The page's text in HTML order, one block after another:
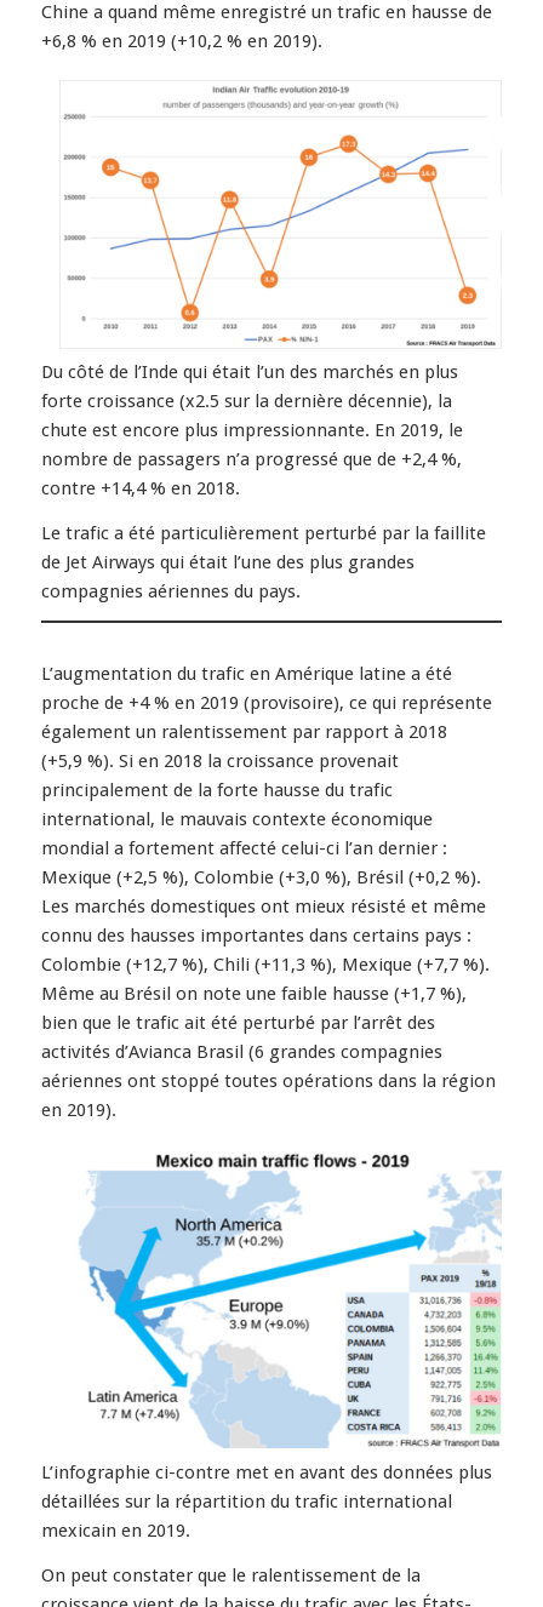
Chine a quand même enregistré un trafic en hausse de
+6,8 % en 2019 (+10,2 % en 2019).
Du côté de l’Inde qui était l’un des marchés en plus
forte croissance (x2.5 sur la dernière décennie), la
chute est encore plus impressionnante. En 2019, le
nombre de passagers n’a progressé que de +2,4 %,
contre +14,4 % en 2018.
Le trafic a été particulièrement perturbé par la faillite
de Jet Airways qui était l’une des plus grandes
compagnies aériennes du pays.
L’augmentation du trafic en Amérique latine a été
proche de +4 % en 2019 (provisoire), ce qui représente
également un ralentissement par rapport à 2018
(+5,9 %). Si en 2018 la croissance provenait
principalement de la forte hausse du trafic
international, le mauvais contexte économique
mondial a fortement affecté celui-ci l’an dernier :
Mexique (+2,5 %), Colombie (+3,0 %), Brésil (+0,2 %).
Les marchés domestiques ont mieux résisté et même
connu des hausses importantes dans certains pays :
Colombie (+12,7 %), Chili (+11,3 %), Mexique (+7,7 %).
Même au Brésil on note une faible hausse (+1,7 %),
bien que le trafic ait été perturbé par l’arrêt des
activités d’Avianca Brasil (6 grandes compagnies
aériennes ont stoppé toutes opérations dans la région
en 2019).
L’infographie ci-contre met en avant des données plus
détaillées sur la répartition du trafic international
mexicain en 2019.
On peut constater que le ralentissement de la